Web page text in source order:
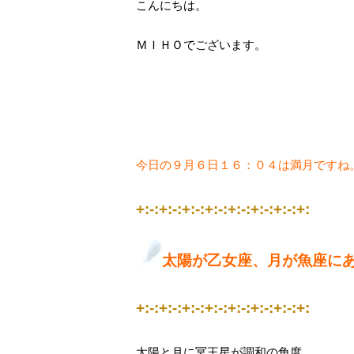
こんにちは。
ＭＩＨＯでございます。
今日の９月６日１６：０４は満月ですね。
+:-:+:-:+:-:+:-:+:-:+:-:+:-:+:
太陽が乙女座、月が魚座に
+:-:+:-:+:-:+:-:+:-:+:-:+:-:+: